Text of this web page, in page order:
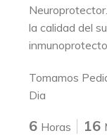
la calidad del
Tomamos
Dia
6 Horas 16